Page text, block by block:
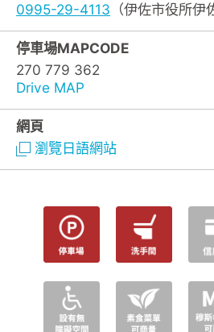
0995-29-4113 （伊佐市役所伊
停車場MAPCODE
270 779 362
Drive MAP
網頁
瀏覽日語網站